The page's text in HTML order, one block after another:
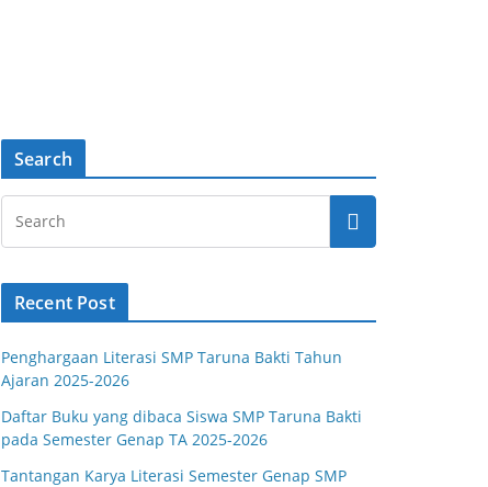
Search
Recent Post
Penghargaan Literasi SMP Taruna Bakti Tahun
Ajaran 2025-2026
Daftar Buku yang dibaca Siswa SMP Taruna Bakti
pada Semester Genap TA 2025-2026
Tantangan Karya Literasi Semester Genap SMP